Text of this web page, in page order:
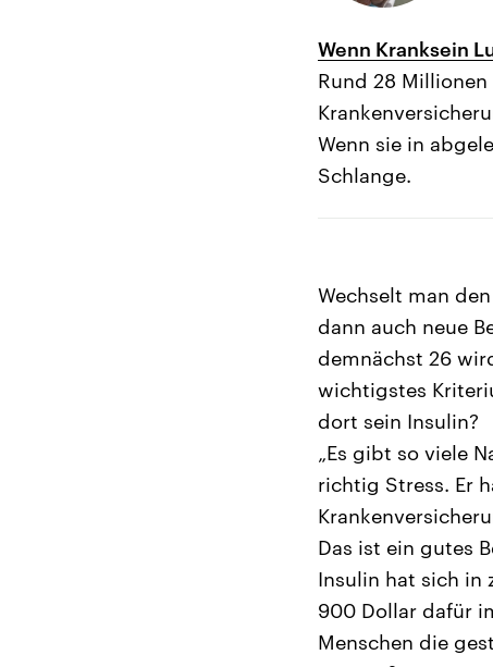
Wenn Kranksein
Rund 28
Wenn sie in
Schlange.
Wechselt man
dann auch neue
demnächst 26
wichtigstes
dort sein Insulin?
„Es gibt so viele
richtig Stress. Er
Das ist ein gutes
Insulin hat sich in
900 Dollar dafür
Menschen die